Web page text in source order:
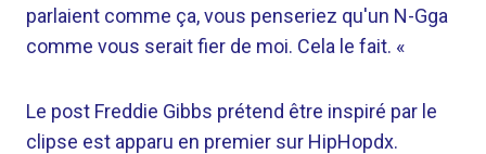
parlaient comme ça, vous penseriez qu'un N-Gga
comme vous serait fier de moi. Cela le fait. «
Le post Freddie Gibbs prétend être inspiré par le
clipse est apparu en premier sur HipHopdx.